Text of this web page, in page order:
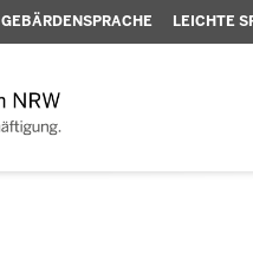
GEBÄRDENSPRACHE LEICHTE